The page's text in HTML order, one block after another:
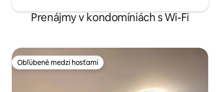
Prenájmy v kondomíniách s Wi-Fi
Obľúbené medzi hosťami
Obľúbené medzi hosťami